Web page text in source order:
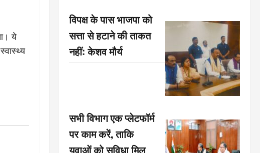
ये
विपक्ष के पास भाजपा को
सत्ता से हटाने की ताकत
नहीं: केशव मौर्य
सभी विभाग एक प्लेटफॉर्म
पर काम करें, ताकि
युवाओं को सुविधा मिल